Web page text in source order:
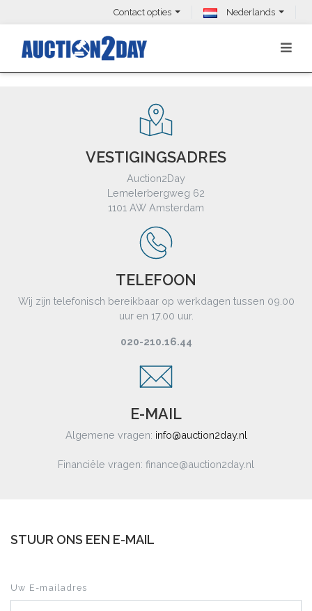
Contact opties Nederlands
VESTIGINGSADRES
Auction2Day
Lemelerbergweg 62
1101 AW Amsterdam
TELEFOON
Wij zijn telefonisch bereikbaar op werkdagen tussen 09.00
uur en 17.00 uur.
020-210.16.44
E-MAIL
Algemene vragen: info@auction2day.nl
Financiële vragen: finance@auction2day.nl
STUUR ONS EEN E-MAIL
Uw E-mailadres